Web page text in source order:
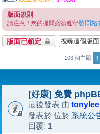
版面規則
請注意！您的提問必須遵守發問格
版面已鎖定
203 個主題 1
[好康] 免費
最後發表 由
發表於 位於 系統公
回覆: 1